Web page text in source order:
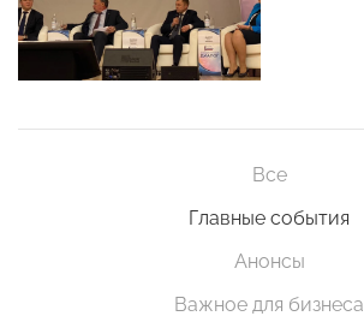
Все
Главные события
Анонсы
Важное для бизнеса